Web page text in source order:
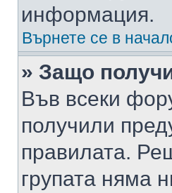
информация.
Върнете се в
» Защо
Във всеки
получили
правилата.
групата няма